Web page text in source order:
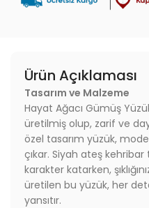
Ürün Açıklaması
Tasarım ve Malzeme
Hayat Ağacı Gümüş
üretilmiş olup, zarif ve
özel tasarım yüzük,
çıkar. Siyah ateş kehribar
karakter katarken,
üretilen bu yüzük, her
yansıtır.